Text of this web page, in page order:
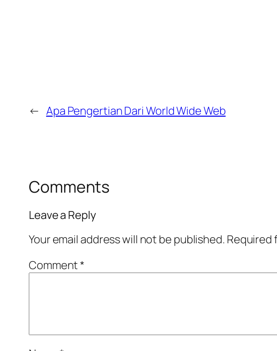
← Apa Pengertian Dari World Wide Web
Comments
Leave a Reply
Your email address will not be published. Required
Comment*